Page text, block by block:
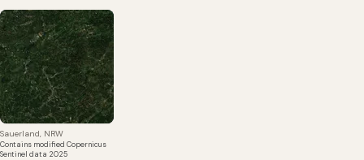
Sauerland, NRW
Contains modified Copernicus
Sentinel data 2025